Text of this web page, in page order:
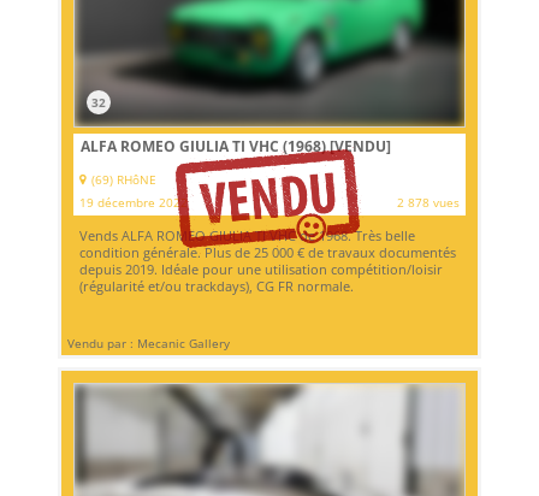
32
ALFA ROMEO GIULIA TI VHC (1968)[VENDU]
(69) RHôNE
19 décembre 2022
2 878 vues
Vends ALFA ROMEO GIULIA TI VHC de 1968. Très belle
condition générale. Plus de 25 000 € de travaux documentés
depuis 2019. Idéale pour une utilisation compétition/loisir
(régularité et/ou trackdays), CG FR normale.
Vendu par : Mecanic Gallery